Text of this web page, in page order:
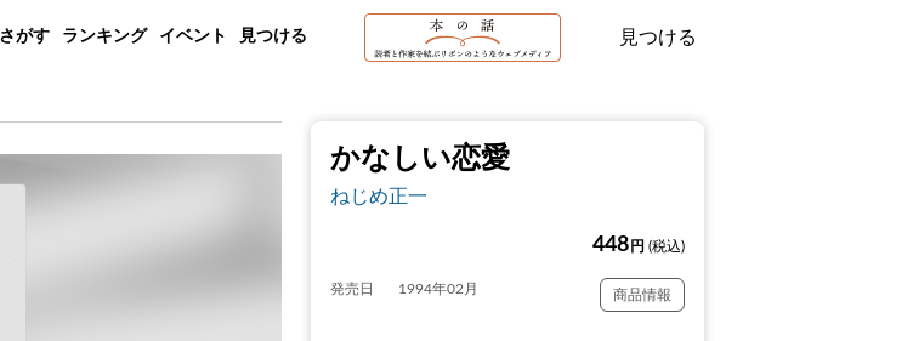
がす ランキング イベント 見つける 見つける
かなしい恋愛
ねじめ正一
448 円 (税込)
発売日 1994年02月 商品情報